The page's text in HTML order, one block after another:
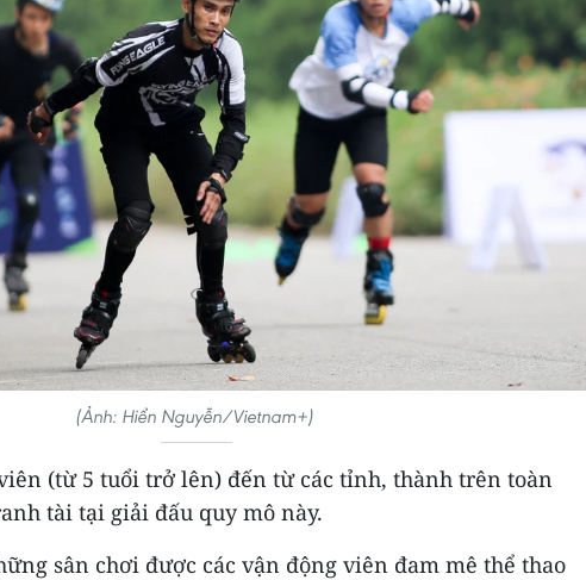
(Ảnh: Hiển Nguyễn/Vietnam+)
(từ 5 tuổi trở lên) đến từ các tỉnh, thành trên toàn
tài tại giải đấu quy mô này.
sân chơi được các vận động viên đam mê thể thao